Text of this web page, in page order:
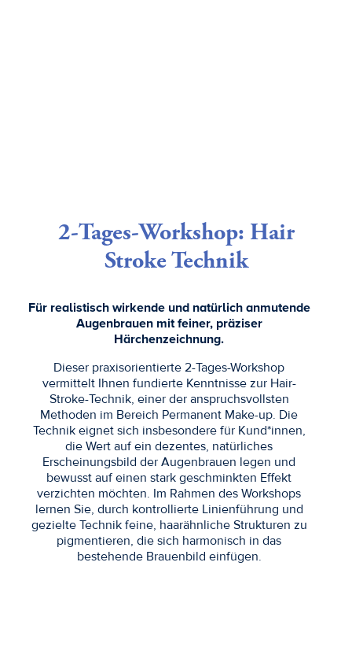
2-Tages-Workshop: Hair
Stroke Technik
Für realistisch wirkende und natürlich anmutende
Augenbrauen mit feiner, präziser
Härchenzeichnung.
Dieser praxisorientierte 2-Tages-Workshop
vermittelt Ihnen fundierte Kenntnisse zur Hair-
Stroke-Technik, einer der anspruchsvollsten
Methoden im Bereich Permanent Make-up. Die
Technik eignet sich insbesondere für Kund*innen,
die Wert auf ein dezentes, natürliches
Erscheinungsbild der Augenbrauen legen und
bewusst auf einen stark geschminkten Effekt
verzichten möchten. Im Rahmen des Workshops
lernen Sie, durch kontrollierte Linienführung und
gezielte Technik feine, haarähnliche Strukturen zu
pigmentieren, die sich harmonisch in das
bestehende Brauenbild einfügen.